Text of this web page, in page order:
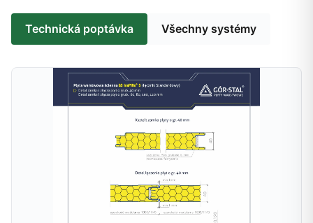
Technická poptávka Všechny systémy